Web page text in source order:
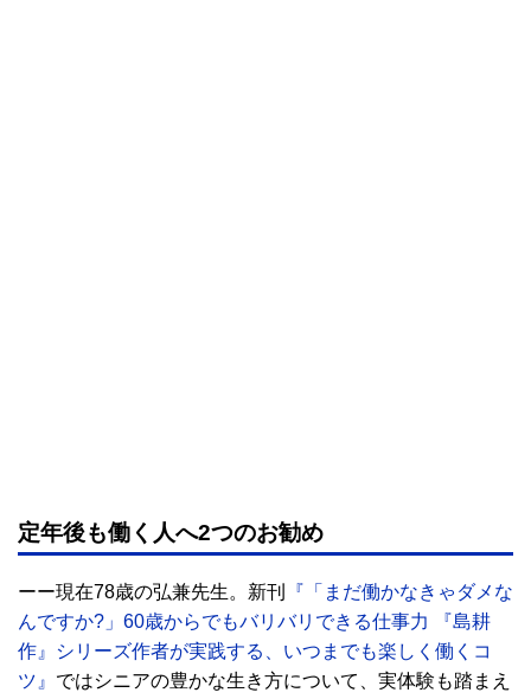
定年後も働く人へ2つのお勧め
ーー現在78歳の弘兼先生。新刊
『「まだ働かなきゃダメな
んですか?」60歳からでもバリバリできる仕事力 『島耕
作』シリーズ作者が実践する、いつまでも楽しく働くコ
ツ』 ではシニアの豊かな生き方について、実体験も踏まえ